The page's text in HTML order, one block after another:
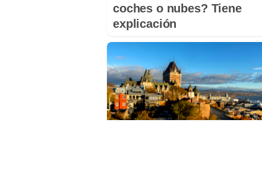
coches o nubes? Tiene
explicación